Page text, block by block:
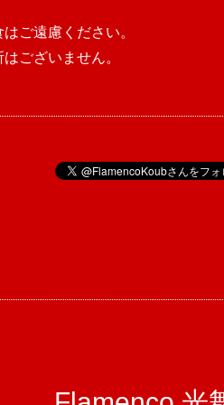
ご遠慮ください。
ございません。